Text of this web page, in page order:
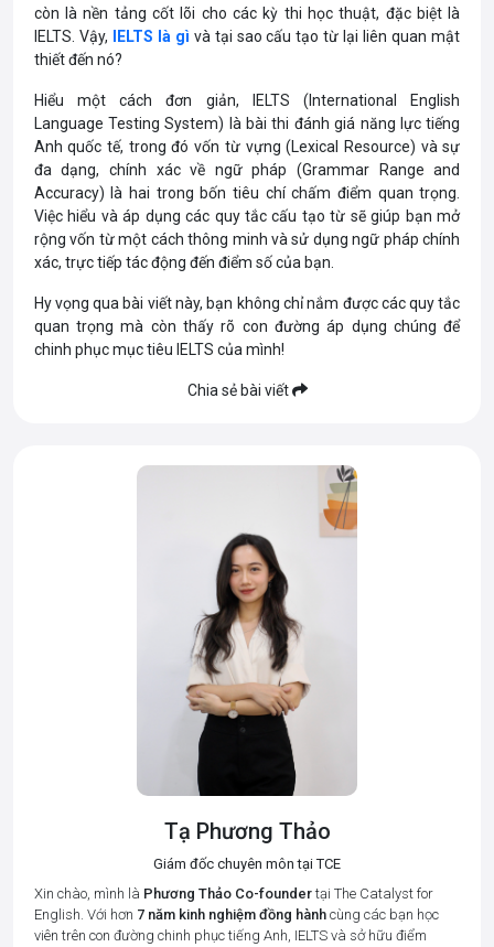
còn là nền tảng cốt lõi cho các kỳ thi học thuật, đặc biệt là
IELTS. Vậy,
IELTS là gì và tại sao cấu tạo từ lại liên quan mật
thiết đến nó?
Hiểu một cách đơn giản, IELTS (International English
Language Testing System) là bài thi đánh giá năng lực tiếng
Anh quốc tế, trong đó vốn từ vựng (Lexical Resource) và sự
đa dạng, chính xác về ngữ pháp (Grammar Range and
Accuracy) là hai trong bốn tiêu chí chấm điểm quan trọng.
Việc hiểu và áp dụng các quy tắc cấu tạo từ sẽ giúp bạn mở
rộng vốn từ một cách thông minh và sử dụng ngữ pháp chính
xác, trực tiếp tác động đến điểm số của bạn.
Hy vọng qua bài viết này, bạn không chỉ nắm được các quy tắc
quan trọng mà còn thấy rõ con đường áp dụng chúng để
chinh phục mục tiêu IELTS của mình!
Chia sẻ bài viết
Tạ Phương Thảo
Giám đốc chuyên môn tại TCE
Xin chào, mình là Phương Thảo Co-foundertại The Catalyst for
English. Với hơn 7 năm kinh nghiệm đồng hànhcùng các bạn học
viên trên con đường chinh phục tiếng Anh, IELTS và sở hữu điểm